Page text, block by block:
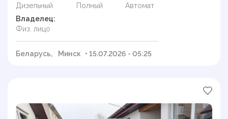
Дизельный
Полный
Автомат
Владелец:
Физ. лицо
Беларусь, Минск • 15.07.2026 - 05:25